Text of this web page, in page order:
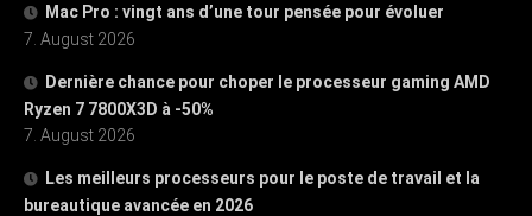
Mac Pro : vingt ans d’une tour pensée pour évoluer
7. August 2026
Dernière chance pour choper le processeur gaming AMD
Ryzen 7 7800X3D à -50%
7. August 2026
Les meilleurs processeurs pour le poste de travail et la
bureautique avancée en 2026